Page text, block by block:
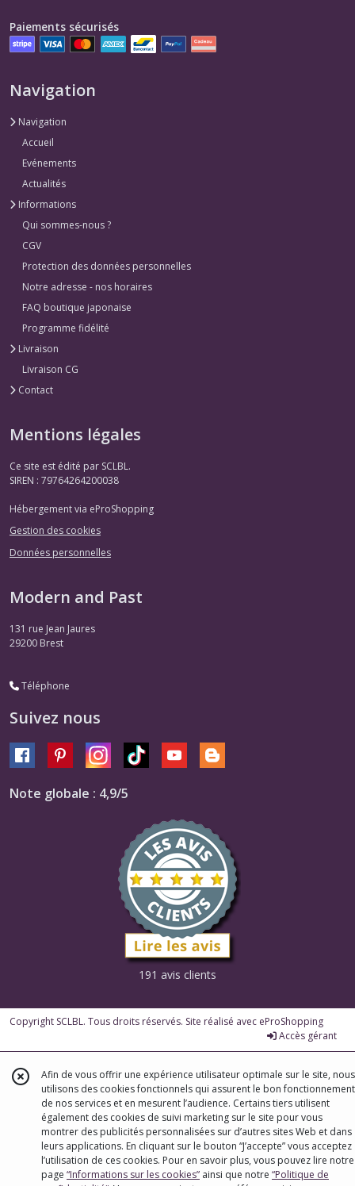
Paiements sécurisés
Navigation
Navigation
Accueil
Evénements
Actualités
Informations
Qui sommes-nous ?
CGV
Protection des données personnelles
Notre adresse - nos horaires
FAQ boutique japonaise
Programme fidélité
Livraison
Livraison CG
Contact
Mentions légales
Ce site est édité par SCLBL.
SIREN : 79764264200038
Hébergement via eProShopping
Gestion des cookies
Données personnelles
Modern and Past
131 rue Jean Jaures
29200 Brest
Téléphone
Suivez nous
Note globale : 4,9/5
191 avis clients
Copyright SCLBL. Tous droits réservés. Site réalisé avec eProShopping
Accès gérant
Afin de vous offrir une expérience utilisateur optimale sur le site, nous
utilisons des cookies fonctionnels qui assurent le bon fonctionnement
de nos services et en mesurent l’audience. Certains tiers utilisent
également des cookies de suivi marketing sur le site pour vous
montrer des publicités personnalisées sur d’autres sites Web et dans
leurs applications. En cliquant sur le bouton “J’accepte” vous acceptez
l’utilisation de ces cookies. Pour en savoir plus, vous pouvez lire notre
page “Informations sur les cookies” ainsi que notre “Politique de